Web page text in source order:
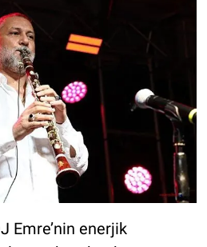
Emre’nin enerjik